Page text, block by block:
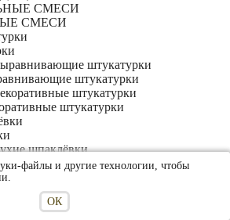
СМЕСИ
штукатурки
штукатурки
шпаклёвки
шпаклёвки
файлы и другие технологии, чтобы
ОК